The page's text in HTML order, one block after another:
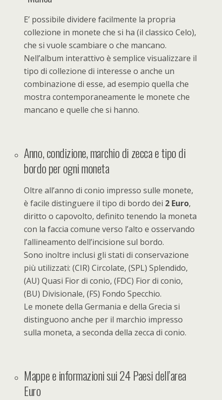
E’ possibile dividere facilmente la propria
collezione in monete che si ha (il classico Celo),
che si vuole scambiare o che mancano.
Nell’album interattivo è semplice visualizzare il
tipo di collezione di interesse o anche un
combinazione di esse, ad esempio quella che
mostra contemporaneamente le monete che
mancano e quelle che si hanno.
Anno, condizione, marchio di zecca e tipo di
bordo per ogni moneta
Oltre all’anno di conio impresso sulle monete,
è facile distinguere il tipo di bordo dei 2 Euro,
diritto o capovolto, definito tenendo la moneta
con la faccia comune verso l’alto e osservando
l’allineamento dell’incisione sul bordo.
Sono inoltre inclusi gli stati di conservazione
più utilizzati: (CIR) Circolate, (SPL) Splendido,
(AU) Quasi Fior di conio, (FDC) Fior di conio,
(BU) Divisionale, (FS) Fondo Specchio.
Le monete della Germania e della Grecia si
distinguono anche per il marchio impresso
sulla moneta, a seconda della zecca di conio.
Mappe e informazioni sui 24 Paesi dell’area
Euro